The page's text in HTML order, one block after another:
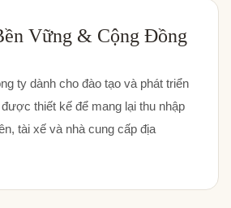
Vững & Cộng Đồng
ty dành cho đào tạo và phát triển
thiết kế để mang lại thu nhập
tài xế và nhà cung cấp địa